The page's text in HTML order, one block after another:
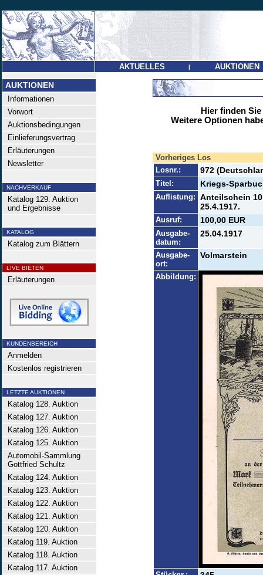
AKTUELLES | AUKTIONEN
AUKTIONEN
Informationen
Vorwort
Auktionsbedingungen
Einlieferungsvertrag
Erläuterungen
Newsletter
NACHVERKAUF
Katalog 129. Auktion
und Ergebnisse
KATALOG
Katalog zum Blättern
LIVE BIETEN
Erläuterungen
KUNDENBEREICH
Anmelden
Kostenlos registrieren
LETZTE AUKTIONEN
Katalog 128. Auktion
Katalog 127. Auktion
Katalog 126. Auktion
Katalog 125. Auktion
Automobil-Sammlung
Gottfried Schultz
Katalog 124. Auktion
Katalog 123. Auktion
Katalog 122. Auktion
Katalog 121. Auktion
Katalog 120. Auktion
Katalog 119. Auktion
Katalog 118. Auktion
Katalog 117. Auktion
Hier finden
Weitere Optionen
Vorheriges Los
Losnr.:
972
Titel: Kriegs-
Auflistung: Anteilschein
25.4.1917.
Ausruf: 100,00 EUR
Ausgabe-
datum:
25.04.1917
Ausgabe-
ort:
Volmarstein
Abbildung: